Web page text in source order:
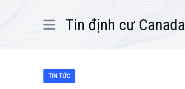
Tin định cư Canada
TIN TỨC